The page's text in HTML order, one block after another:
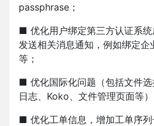
passphrase；
■ 优化用户绑定第三方认证系
发送相关消息通知，例如绑定企
等；
■ 优化国际化问题（包括文件
日志、Koko、文件管理页面等）
■ 优化工单信息，增加工单序